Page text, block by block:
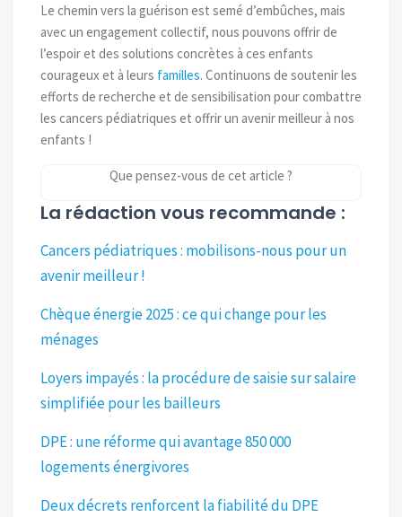
Le chemin vers la guérison est semé d’embûches, mais
avec un engagement collectif, nous pouvons offrir de
l’espoir et des solutions concrètes à ces enfants
courageux et à leurs familles. Continuons de soutenir les
efforts de recherche et de sensibilisation pour combattre
les cancers pédiatriques et offrir un avenir meilleur à nos
enfants !
Que pensez-vous de cet article ?
La rédaction vous recommande :
Cancers pédiatriques : mobilisons-nous pour un
avenir meilleur !
Chèque énergie 2025 : ce qui change pour les
ménages
Loyers impayés : la procédure de saisie sur salaire
simplifiée pour les bailleurs
DPE : une réforme qui avantage 850 000
logements énergivores
Deux décrets renforcent la fiabilité du DPE